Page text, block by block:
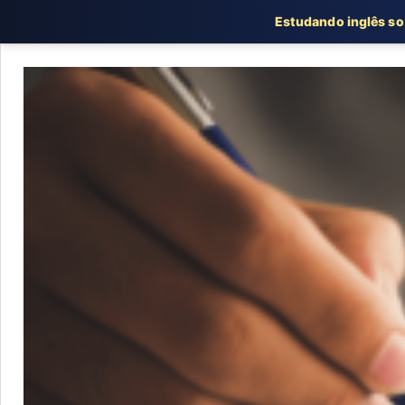
Estudando inglês